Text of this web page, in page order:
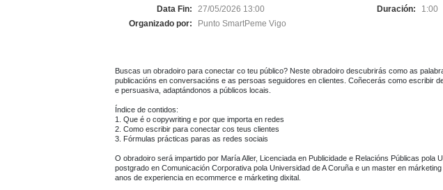
Data Fin:
27/05/2026 13:00 Duración:
1:00
Organizado por:
Punto SmartPeme Vigo
Buscas un obradoiro para conectar co teu público? Neste obradoiro descubrirás como as
publicacións en conversacións e as persoas seguidores en clientes. Coñecerás como escribir
e persuasiva, adaptándonos a públicos locais.
Índice de contidos:
1. Que é o copywriting e por que importa en redes
2. Como escribir para conectar cos teus clientes
3. Fórmulas prácticas paras as redes sociais
O obradoiro será impartido por María Aller, Licenciada en Publicidade e Relacións Públicas pola
postgrado en Comunicación Corporativa pola Universidad de A Coruña e un master en
anos de experiencia en ecommerce e márketing dixital.